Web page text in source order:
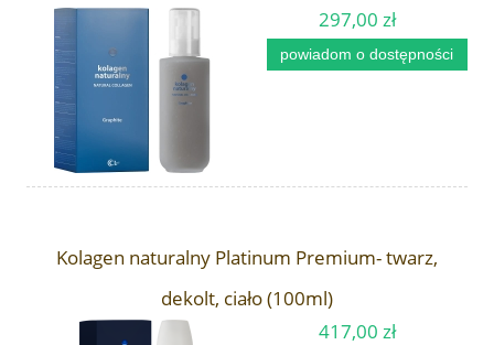
297,00 zł
powiadom o dostępności
Kolagen naturalny Platinum Premium- twarz,
dekolt, ciało (100ml)
417,00 zł